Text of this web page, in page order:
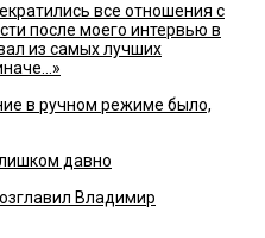
все отношения с
после моего интервью в
из самых лучших
в ручном режиме было,
давно
Владимир